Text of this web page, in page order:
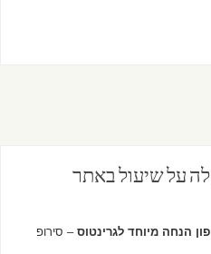
על שיעול באתר
הנחה מיוחד לגרינטוס– סירופ